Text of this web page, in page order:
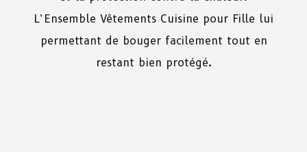
L’Ensemble Vêtements Cuisine pour Fille lui
permettant de bouger facilement tout en
restant bien protégé.